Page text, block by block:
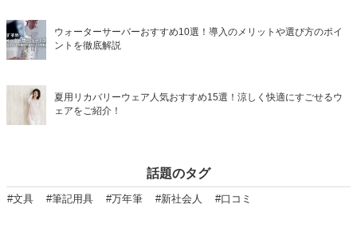
ウォーターサーバーおすすめ10選！導入のメリットや選び方のポイ
ントを徹底解説
夏用リカバリーウェア人気おすすめ15選！涼しく快適にすごせるウ
ェアをご紹介！
話題のタグ
#文具 #筆記用具 #万年筆 #新社会人 #口コミ